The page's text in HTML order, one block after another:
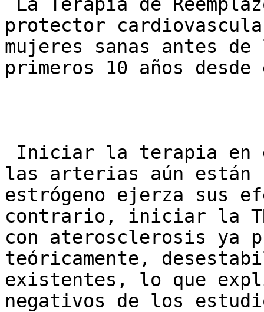
protector
mujeres sanas antes
primeros 10 años
las arterias aún están
estrógeno ejerza sus
contrario, iniciar la
con aterosclerosis ya
teóricamente,
existentes, lo que
negativos de los